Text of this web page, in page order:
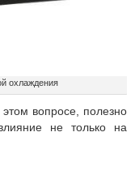
охлаждения
вопросе, полезно
не только на